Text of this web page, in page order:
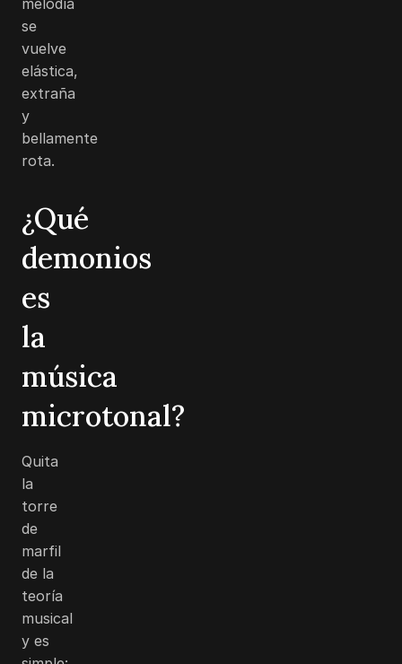
se
vuelve
elástica,
extraña
y
bellamente
rota.
¿Qué
demonios
es
la
música
microtonal?
Quita
la
torre
de
marfil
de la
teoría
musical
y es